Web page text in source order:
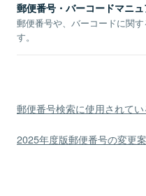
郵便番号・バーコードマニ
郵便番号や、バーコードに関
す。
郵便番号検索に使用されて
2025年度版郵便番号の変更